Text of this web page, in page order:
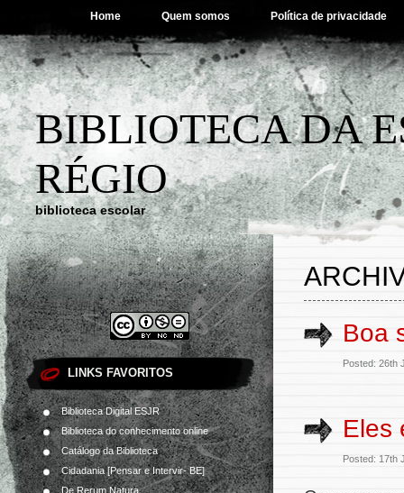
Home Quem somos Política de privacidade
BIBLIOTECA DA
RÉGIO
biblioteca escolar
LINKS FAVORITOS
Biblioteca Digital ESJR
Biblioteca do conhecimento online
Catálogo da Biblioteca
Cidadania [Pensar e Intervir- BE]
De Rerum Natura
Boa
Posted: 26th
Eles
Posted: 17th